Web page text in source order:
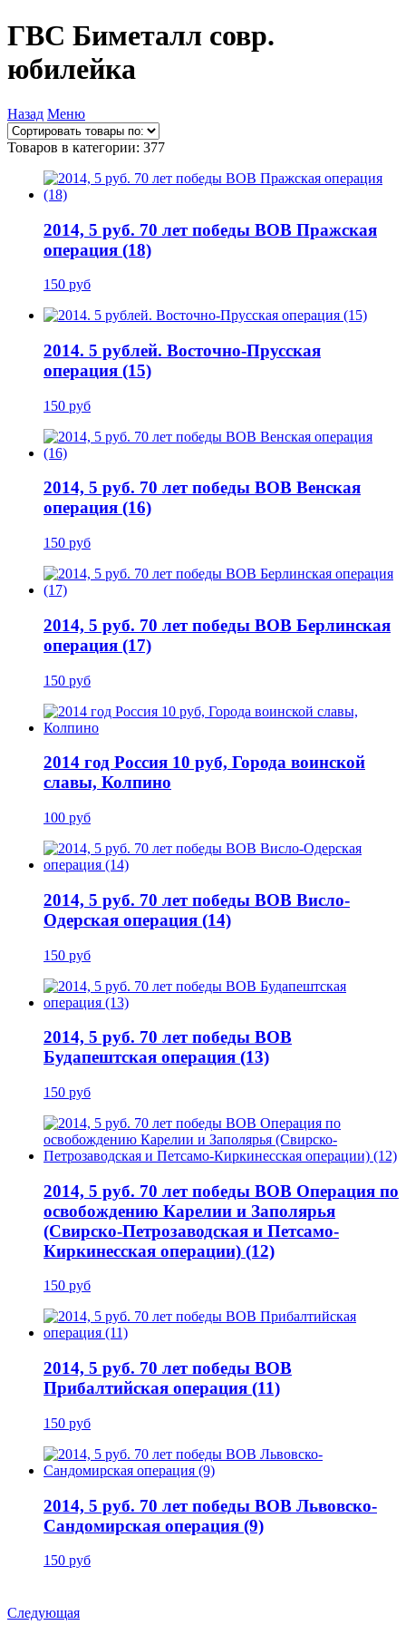
ГВС Биметалл совр.
юбилейка
Назад Меню
Товаров в категории: 377
2014, 5 руб. 70 лет победы ВОВ Пражская
операция (18)
150 руб
2014. 5 рублей. Восточно-Прусская
операция (15)
150 руб
2014, 5 руб. 70 лет победы ВОВ Венская
операция (16)
150 руб
2014, 5 руб. 70 лет победы ВОВ Берлинская
операция (17)
150 руб
2014 год Россия 10 руб, Города воинской
славы, Колпино
100 руб
2014, 5 руб. 70 лет победы ВОВ Висло-
Одерская операция (14)
150 руб
2014, 5 руб. 70 лет победы ВОВ
Будапештская операция (13)
150 руб
2014, 5 руб. 70 лет победы ВОВ Операция по
освобождению Карелии и Заполярья
(Свирско-Петрозаводская и Петсамо-
Киркинесская операции) (12)
150 руб
2014, 5 руб. 70 лет победы ВОВ
Прибалтийская операция (11)
150 руб
2014, 5 руб. 70 лет победы ВОВ Львовско-
Сандомирская операция (9)
150 руб
Следующая